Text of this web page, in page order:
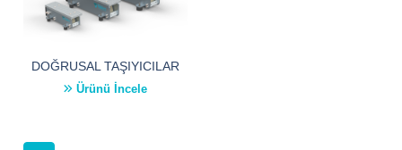
DOĞRUSAL TAŞIYICILAR
Ürünü İncele